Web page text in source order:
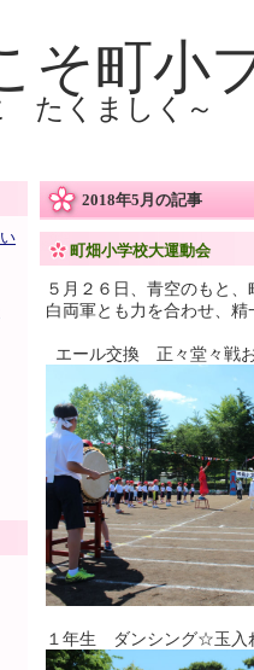
そ町小
たくましく～
2018年5月の記事
町畑小学校大運動会
５月２６日、青空のもと
白両軍とも力を合わせ、
エール交換 正々堂々戦
１年生 ダンシング☆玉